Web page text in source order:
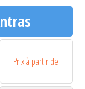
Prix à partir de